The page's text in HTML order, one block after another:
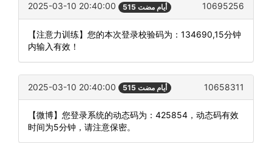
2025-03-10 20:40:00 515 أيام مضت 10695256
【注意力训练】您的本次登录校验码为：134690,15分钟
内输入有效！
2025-03-10 20:40:00 515 أيام مضت 10658311
【微博】您登录系统的动态码为：425854，动态码有效
时间为5分钟，请注意保密。